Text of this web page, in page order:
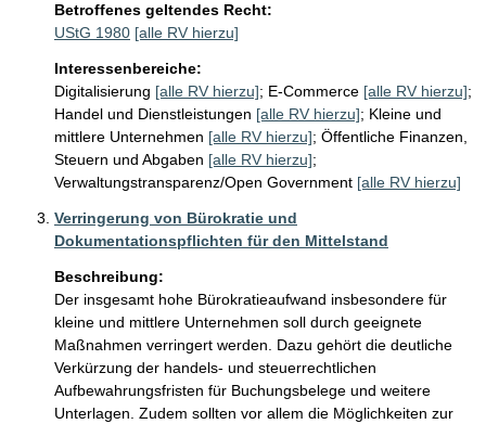
Betroffenes geltendes Recht:
UStG 1980 [alle RV hierzu]
Interessenbereiche:
Digitalisierung [alle RV hierzu]; E-Commerce [alle RV hierzu];
Handel und Dienstleistungen [alle RV hierzu]; Kleine und
mittlere Unternehmen [alle RV hierzu]; Öffentliche Finanzen,
Steuern und Abgaben [alle RV hierzu];
Verwaltungstransparenz/Open Government [alle RV hierzu]
Verringerung von Bürokratie und
Dokumentationspflichten für den Mittelstand
Beschreibung:
Der insgesamt hohe Bürokratieaufwand insbesondere für
kleine und mittlere Unternehmen soll durch geeignete
Maßnahmen verringert werden. Dazu gehört die deutliche
Verkürzung der handels- und steuerrechtlichen
Aufbewahrungsfristen für Buchungsbelege und weitere
Unterlagen. Zudem sollten vor allem die Möglichkeiten zur